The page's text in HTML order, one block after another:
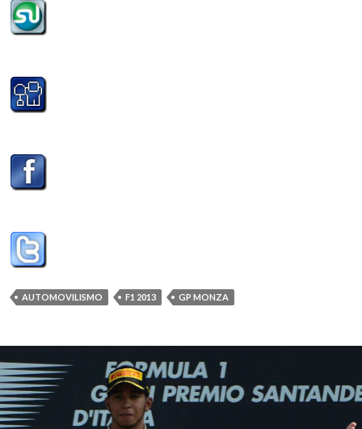
AUTOMOVILISMO F1 2013 GP MONZA